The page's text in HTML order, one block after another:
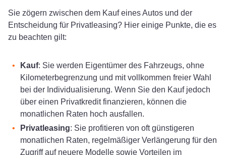
Sie zögern zwischen dem Kauf eines Autos und der
Entscheidung für Privatleasing? Hier einige Punkte, die es
zu beachten gilt:
Kauf: Sie werden Eigentümer des Fahrzeugs, ohne
Kilometerbegrenzung und mit vollkommen freier Wahl
bei der Individualisierung. Wenn Sie den Kauf jedoch
über einen Privatkredit finanzieren, können die
monatlichen Raten hoch ausfallen.
Privatleasing: Sie profitieren von oft günstigeren
monatlichen Raten, regelmäßiger Verlängerung für den
Zugriff auf neuere Modelle sowie Vorteilen im